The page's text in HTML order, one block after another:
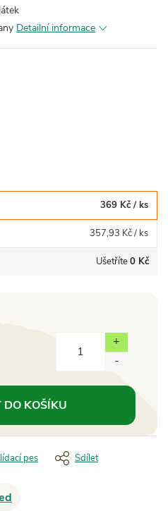
Detailní informace
369 Kč / ks
357,93 Kč/ ks
Ušetříte0 Kč
DO KOŠÍKU
pes Sdílet